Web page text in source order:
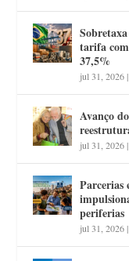
tarifa
37,5%
jul 31, 2026
Avanço
jul 31, 2026
Parcerias
periferias
jul 31, 2026|